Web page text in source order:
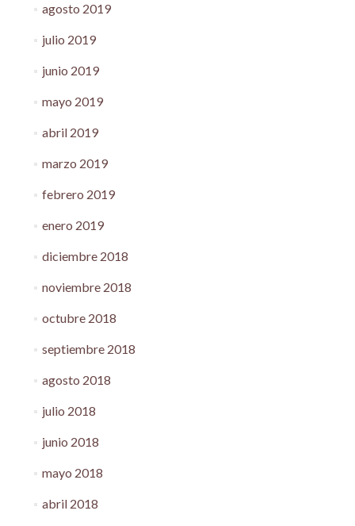
agosto 2019
julio 2019
junio 2019
mayo 2019
abril 2019
marzo 2019
febrero 2019
enero 2019
diciembre 2018
noviembre 2018
octubre 2018
septiembre 2018
agosto 2018
julio 2018
junio 2018
mayo 2018
abril 2018